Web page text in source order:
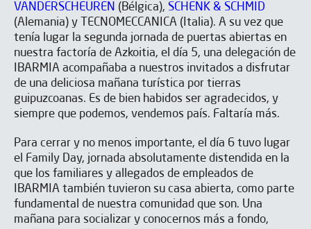
VANDERSCHEUREN (Bélgica), SCHENK & SCHMID
(Alemania) y TECNOMECCANICA (Italia). A su vez que
tenía lugar la segunda jornada de puertas abiertas en
nuestra factoría de Azkoitia, el día 5, una delegación de
IBARMIA acompañaba a nuestros invitados a disfrutar
de una deliciosa mañana turística por tierras
guipuzcoanas. Es de bien habidos ser agradecidos, y
siempre que podemos, vendemos país. Faltaría más.
Para cerrar y no menos importante, el día 6 tuvo lugar
el Family Day, jornada absolutamente distendida en la
que los familiares y allegados de empleados de
IBARMIA también tuvieron su casa abierta, como parte
fundamental de nuestra comunidad que son. Una
mañana para socializar y conocernos más a fondo,